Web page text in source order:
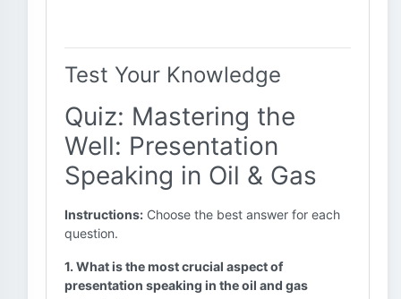
Test Your Knowledge
Quiz: Mastering the
Well: Presentation
Speaking in Oil & Gas
Instructions: Choose the best answer for each
question.
1. What is the most crucial aspect of
presentation speaking in the oil and gas